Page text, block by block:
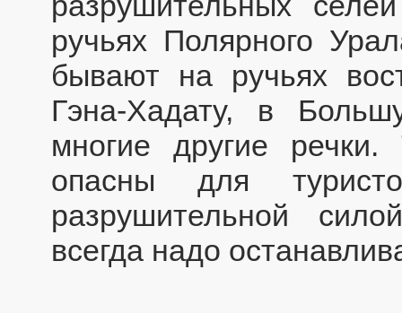
ручьях Полярного
бывают на ручьях
Гэна-Хадату, в
многие другие
опасны для
разрушительной
всегда надо